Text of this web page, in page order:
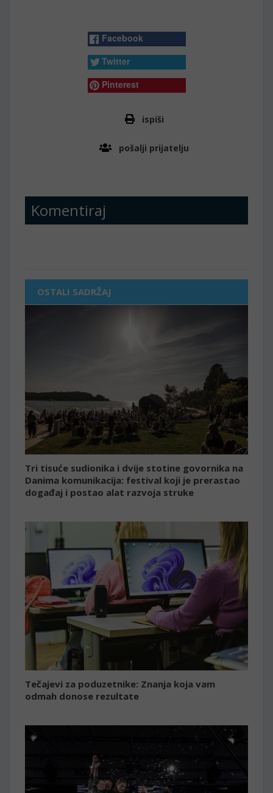
Facebook
Twitter
Pinterest
ispiši
pošalji prijatelju
Komentiraj
OSTALI SADRŽAJ
Tri tisuće sudionika i dvije stotine govornika na
Danima komunikacija: festival koji je prerastao
događaj i postao alat razvoja struke
Tečajevi za poduzetnike: Znanja koja vam
odmah donose rezultate